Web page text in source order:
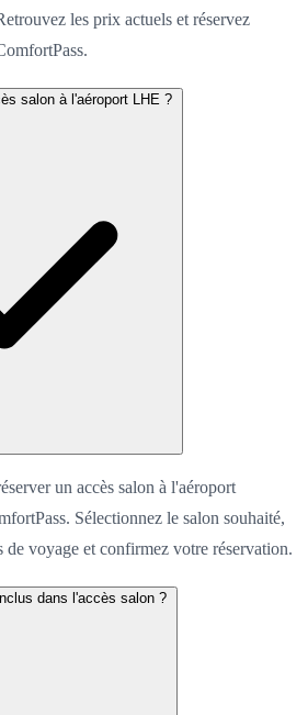
les prix actuels et réservez
salon à l'aéroport LHE ?
un accès salon à l'aéroport
Sélectionnez le salon souhaité,
de voyage et confirmez votre réservation.
dans l'accès salon ?